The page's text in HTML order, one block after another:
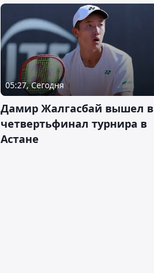
05:27, Сегодня
Дамир Жалгасбай вышел в
четвертьфинал турнира в
Астане